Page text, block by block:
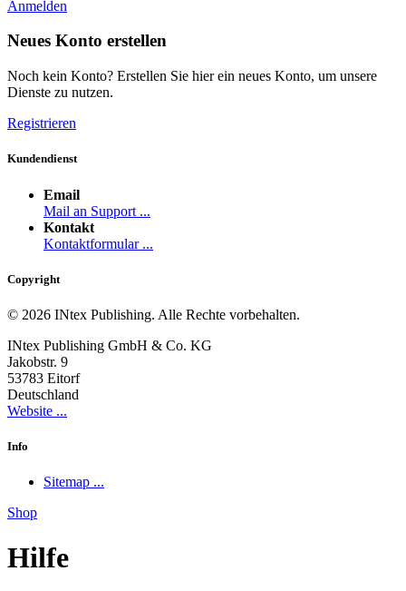
Anmelden
Neues Konto erstellen
Noch kein Konto? Erstellen Sie hier ein neues Konto, um unsere
Dienste zu nutzen.
Registrieren
Kundendienst
Email
Mail an Support ...
Kontakt
Kontaktformular ...
Copyright
© 2026 INtex Publishing. Alle Rechte vorbehalten.
INtex Publishing GmbH & Co. KG
Jakobstr. 9
53783 Eitorf
Deutschland
Website ...
Info
Sitemap ...
Shop
Hilfe